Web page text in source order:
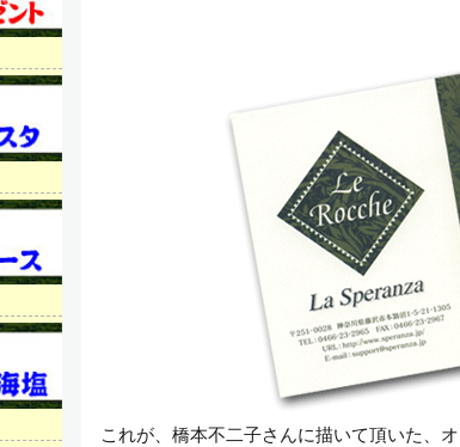
これが、橋本不二子さんに描いて頂いた、